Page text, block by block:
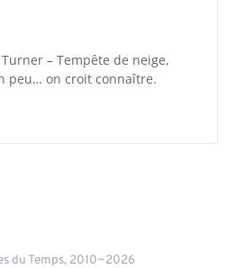
– Tempête de neige,
peu… on croit connaître.
du Temps, 2010~2026